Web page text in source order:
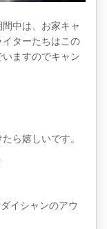
中は、お家キャ
ターたちはこの
ますのでキャン
ら嬉しいです。
イシャンのアウ